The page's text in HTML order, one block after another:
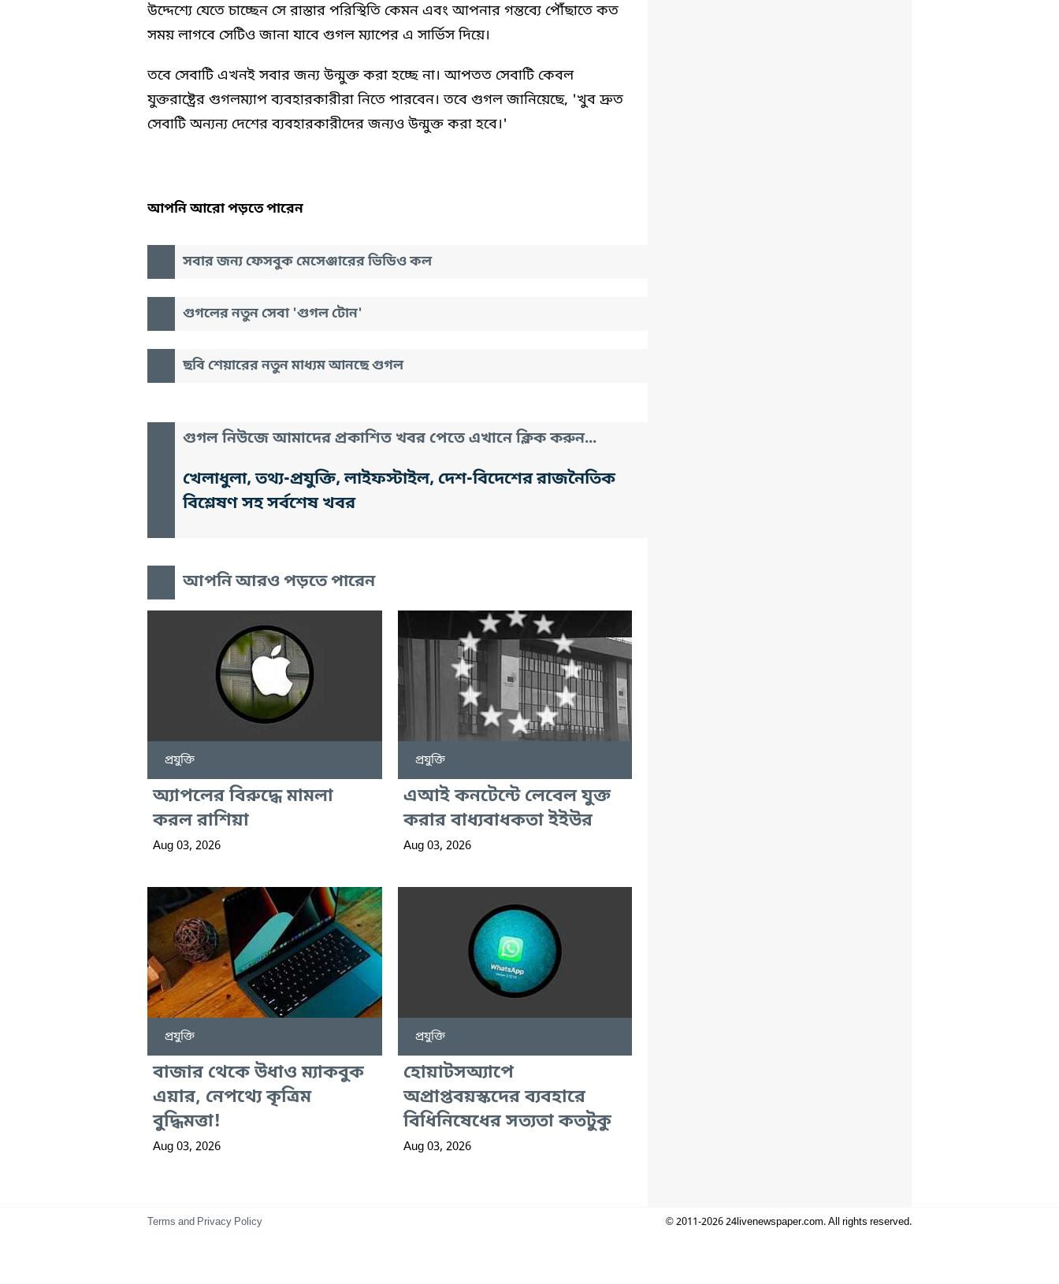
উদ্দেশ্যে যেতে চাচ্ছেন সে রাস্তার পরিস্থিতি কেমন এবং আপনার গন্তব্যে পৌঁছাতে কত
সময় লাগবে সেটিও জানা যাবে গুগল ম্যাপের এ সার্ভিস দিয়ে।
তবে সেবাটি এখনই সবার জন্য উন্মুক্ত করা হচ্ছে না। আপতত সেবাটি কেবল
যুক্তরাষ্ট্রের গুগলম্যাপ ব্যবহারকারীরা নিতে পারবেন। তবে গুগল জানিয়েছে, 'খুব দ্রুত
সেবাটি অন্যন্য দেশের ব্যবহারকারীদের জন্যও উন্মুক্ত করা হবে।'
আপনি আরো পড়তে পারেন
সবার জন্য ফেসবুক মেসেঞ্জারের ভিডিও কল
গুগলের নতুন সেবা 'গুগল টোন'
ছবি শেয়ারের নতুন মাধ্যম আনছে গুগল
গুগল নিউজে আমাদের প্রকাশিত খবর পেতে এখানে ক্লিক করুন...
খেলাধুলা, তথ্য-প্রযুক্তি, লাইফস্টাইল, দেশ-বিদেশের রাজনৈতিক
বিশ্লেষণ সহ সর্বশেষ খবর
আপনি আরও পড়তে পারেন
প্রযুক্তি
অ্যাপলের বিরুদ্ধে মামলা
করল রাশিয়া
Aug 03, 2026
প্রযুক্তি
এআই কনটেন্টে লেবেল যুক্ত
করার বাধ্যবাধকতা ইইউর
Aug 03, 2026
প্রযুক্তি
বাজার থেকে উধাও ম্যাকবুক
এয়ার, নেপথ্যে কৃত্রিম
বুদ্ধিমত্তা!
Aug 03, 2026
প্রযুক্তি
হোয়াটসঅ্যাপে
অপ্রাপ্তবয়স্কদের ব্যবহারে
বিধিনিষেধের সত্যতা কতটুকু
Aug 03, 2026
Terms and Privacy Policy © 2011-2026 24livenewspaper.com. All rights reserved.